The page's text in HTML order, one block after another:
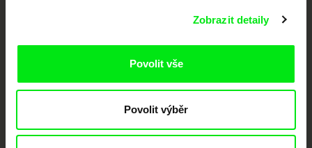
Zobrazit detaily
Povolit vše
Povolit výběr